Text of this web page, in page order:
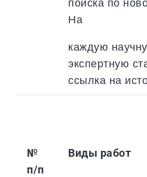
поиска по
На
каждую
экспертную
ссылка на
№
п/п
Виды работ